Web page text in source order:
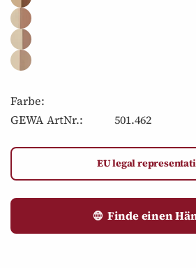
Farbe:
GEWA ArtNr.:
501.462
EU legal
Finde einen